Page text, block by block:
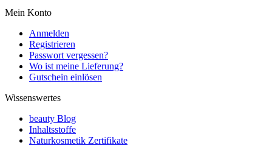
Mein Konto
Anmelden
Registrieren
Passwort vergessen?
Wo ist meine Lieferung?
Gutschein einlösen
Wissenswertes
beauty Blog
Inhaltsstoffe
Naturkosmetik Zertifikate